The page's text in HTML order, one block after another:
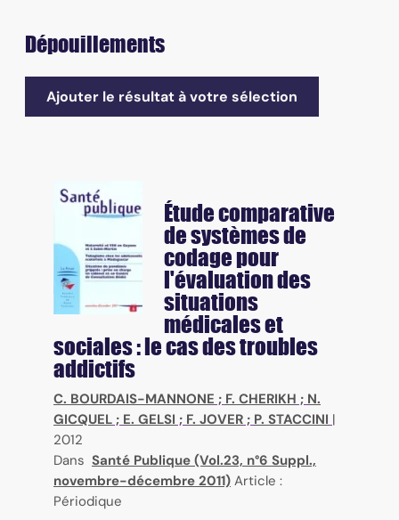
Dépouillements
Ajouter le résultat à votre sélection
Étude comparative
de systèmes de
codage pour
l'évaluation des
situations
médicales et
sociales : le cas des troubles
addictifs
C. BOURDAIS-MANNONE ; F. CHERIKH ; N.
GICQUEL ; E. GELSI ; F. JOVER ; P. STACCINI |
2012
Dans Santé Publique (Vol.23, n°6 Suppl.,
novembre-décembre 2011) Article :
Périodique